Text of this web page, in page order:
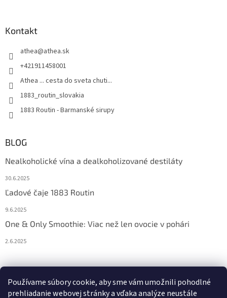
Používame súbory cookie, aby sme vám umožnili pohodlné
prehliadanie webovej stránky a vďaka analýze neustále
Kontakt
athea@athea.sk
+421911458001
Athea ... cesta do sveta chuti...
1883_routin_slovakia
1883 Routin - Barmanské sirupy
BLOG
Nealkoholické vína a dealkoholizované destiláty
30.6.2025
Ľadové čaje 1883 Routin
9.6.2025
One & Only Smoothie: Viac než len ovocie v pohári
2.6.2025